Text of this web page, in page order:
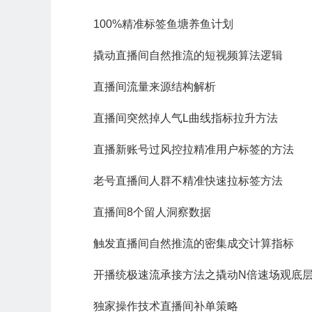
100%精准标签鱼塘养鱼计划
撬动直播间自然推流的短视频算法逻辑
直播间流量来源结构解析
直播间突然掉人气L曲线指标拉升方法
直播新账号过风控拉精准用户标签的方法
老号直播间人群不精准快速拉标签方法
直播间8个留人洞察数据
触发直播间自然推流的密集成交计算指标
开播统极速流承接方法之撬动N倍速场观底
独家操作技术直播间补单策略